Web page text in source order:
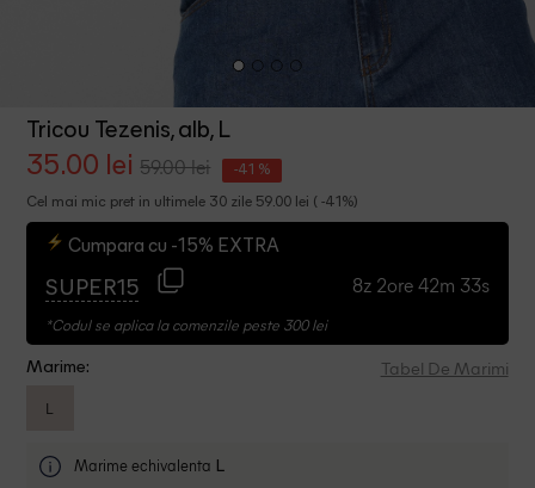
Tricou Tezenis, alb, L
35.00 lei 59.00 lei -41 %
Cel mai mic pret in ultimele 30 zile 59.00 lei ( -41%)
Cumpara cu -15% EXTRA
SUPER15 8z 2ore 42m 32s
*Codul se aplica la comenzile peste 300 lei
Marime: Tabel De Marimi
L
Marime echivalenta L